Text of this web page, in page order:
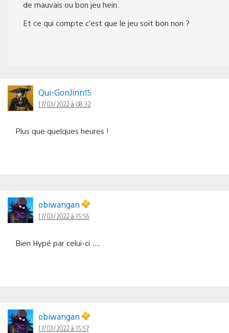
de mauvais ou bon jeu hein.
Et ce qui compte c’est que le jeu soit bon non ?
Qui-GonJinn15
17/03/2022 à 08:32
Plus que quelques heures !
obiwangan
17/03/2022 à 15:56
Bien Hypé par celui-ci …
obiwangan
17/03/2022 à 15:57